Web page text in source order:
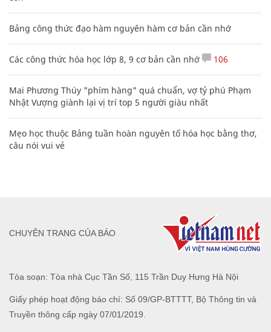
Bảng công thức đạo hàm nguyên hàm cơ bản cần nhớ
Các công thức hóa học lớp 8, 9 cơ bản cần nhớ 106
Mai Phương Thúy "phím hàng" quá chuẩn, vợ tỷ phú Phạm
Nhật Vượng giành lại vị trí top 5 người giàu nhất
Mẹo học thuộc Bảng tuần hoàn nguyên tố hóa học bằng thơ,
câu nói vui vẻ
Tòa soạn: Tòa nhà Cục Tần Số, 115 Trần Duy Hưng Hà Nội
Giấy phép hoạt động báo chí: Số 09/GP-BTTTT, Bộ Thông tin và
Truyền thông cấp ngày 07/01/2019.
CHUYÊN TRANG CỦA BÁO